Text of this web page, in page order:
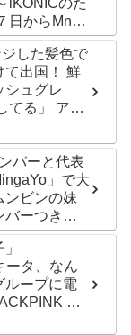
iKONICのた
日からMnet
した髪色で
て出国！ 鮮
シュグレ
てる」 アバ
バーと代表
」で大
ンビンの妹
バーつき、
ガールズグ
底チェック
ータ、なん
ループに電
リ